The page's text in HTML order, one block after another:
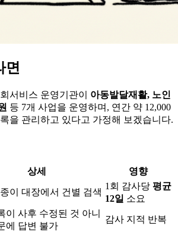
면
서비스 운영기관이 아동발달재활, 노인
등 7개 사업을 운영하며, 연간 약 12,000
을 관리하고 있다고 가정해 보겠습니다.
상세
영향
이 대장에서 건별 검색
1회 감사당 평균
12일 소요
이 사후 수정된 것 아니
에 답변 불가
감사 지적 반복